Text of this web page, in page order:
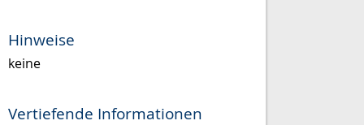
Hinweise
keine
Vertiefende Informationen